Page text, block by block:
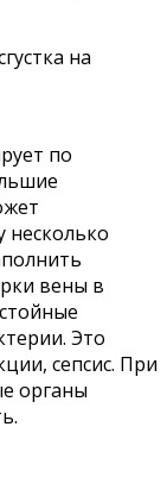
на
по
несколько
вены в
Это
сепсис. При
органы